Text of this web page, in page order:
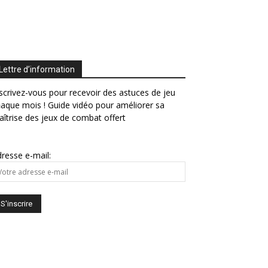
Lettre d’information
vous pour recevoir des astuces de jeu
mois ! Guide vidéo pour améliorer sa
des jeux de combat offert
e-mail: